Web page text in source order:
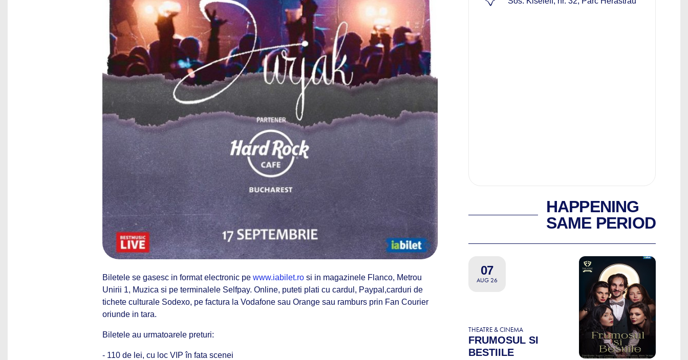
Biletele se gasesc in format electronic pe www.iabilet.ro si in magazinele Flanco, Metrou
Unirii 1, Muzica si pe terminalele Selfpay. Online, puteti plati cu cardul, Paypal,carduri de
tichete culturale Sodexo, pe factura la Vodafone sau Orange sau ramburs prin Fan Courier
oriunde in tara.
Biletele au urmatoarele preturi:
- 110 de lei, cu loc VIP în fata scenei
HAPPENING
SAME PERIOD
07
AUG 26
THEATRE & CINEMA
FRUMOSUL SI
BESTIILE